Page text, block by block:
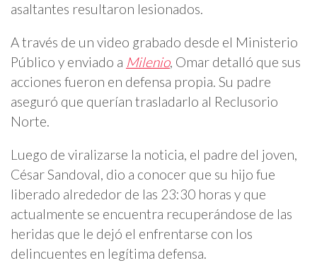
asaltantes resultaron lesionados.
A través de un video grabado desde el Ministerio
Público y enviado a Milenio, Omar detalló que sus
acciones fueron en defensa propia. Su padre
aseguró que querían trasladarlo al Reclusorio
Norte.
Luego de viralizarse la noticia, el padre del joven,
César Sandoval, dio a conocer que su hijo fue
liberado alrededor de las 23:30 horas y que
actualmente se encuentra recuperándose de las
heridas que le dejó el enfrentarse con los
delincuentes en legítima defensa.